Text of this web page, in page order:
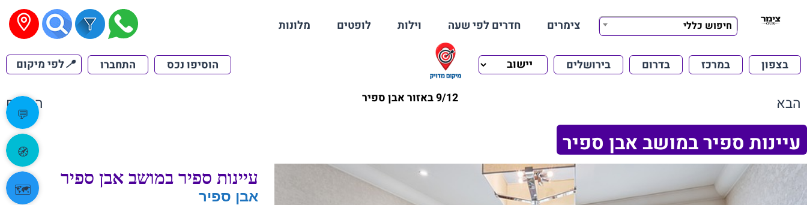
חיפוש כללי צימרים חדרים לפי שעה וילות לופטים מלונות
בצפון במרכז בדרום בירושלים הוסיפו נכס התחברו 📍לפי מיקום
הבא 9/12 באזור אבן ספיר הקודם
עיינות ספיר במושב אבן ספיר
עיינות ספיר במושב אבן ספיר
אבן ספיר
💬
🧭
🗺️